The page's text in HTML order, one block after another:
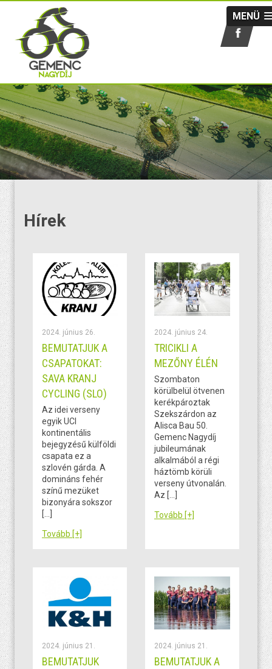
MENÜ
Hírek
2024. június 26.
BEMUTATJUK A
CSAPATOKAT:
SAVA KRANJ
CYCLING (SLO)
Az idei verseny
egyik UCI
kontinentális
bejegyzésű külföldi
csapata ez a
szlovén gárda. A
domináns fehér
színű mezüket
bizonyára sokszor
[…]
Tovább [+]
2024. június 24.
TRICIKLI A
MEZŐNY ÉLÉN
Szombaton
körülbelül ötvenen
kerékpároztak
Szekszárdon az
Alisca Bau 50.
Gemenc Nagydíj
jubileumának
alkalmából a régi
háztömb körüli
verseny útvonalán.
Az […]
Tovább [+]
2024. június 21.
BEMUTATJUK
2024. június 21.
BEMUTATJUK A